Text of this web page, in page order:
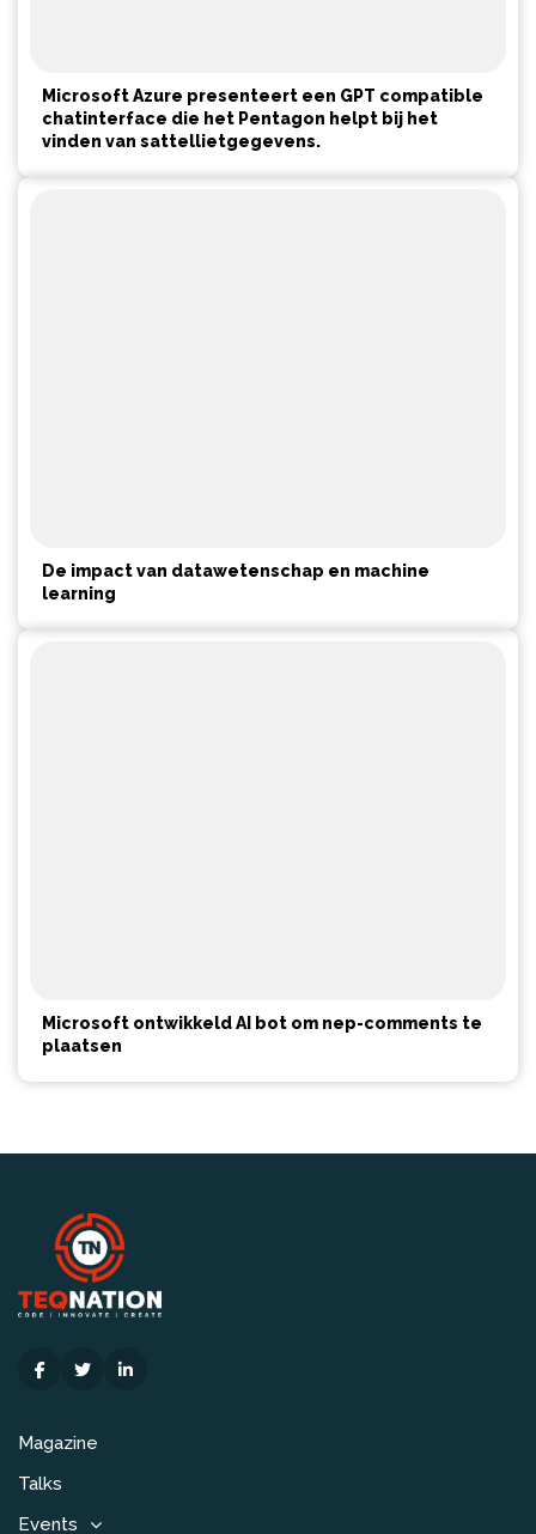
Microsoft Azure presenteert een GPT compatible
chatinterface die het Pentagon helpt bij het
vinden van sattellietgegevens.
De impact van datawetenschap en machine
learning
Microsoft ontwikkeld AI bot om nep-comments te
plaatsen
Magazine
Talks
Events